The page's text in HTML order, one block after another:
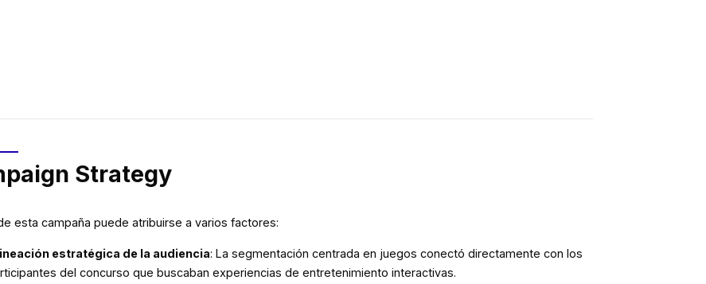
Strategy
esta campaña puede atribuirse a varios factores:
estratégica de la audiencia: La segmentación centrada en juegos conectó directamente con los
del concurso que buscaban experiencias de entretenimiento interactivas.